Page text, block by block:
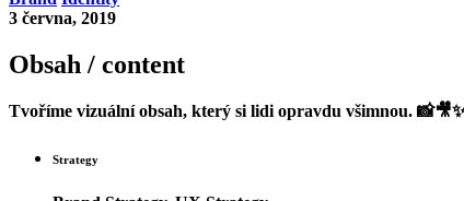
3 června, 2019
Obsah / content
Tvoříme vizuální obsah, který si lidi opravdu všimnou.
Strategy